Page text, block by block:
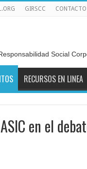
GIRSCC CONTACTO
Social
RECURSOS EN LINEA
en el